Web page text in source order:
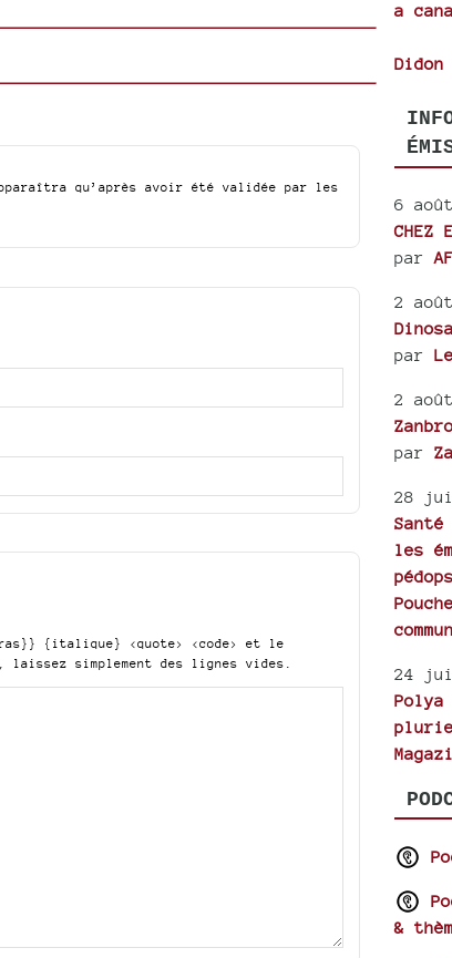
qu’après avoir été validée par les
{italique} <quote> <code>
et le
laissez simplement des lignes vides.
a
6
CHEZ
par
2
par
2
par
28
Santé
les
24
&